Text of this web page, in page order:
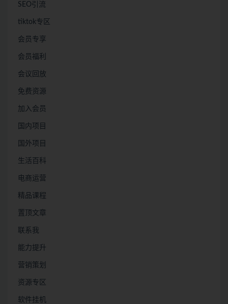
SEO引流
tiktok专区
会员专享
会员福利
会议回放
免费资源
加入会员
国内项目
国外项目
生活百科
电商运营
精品课程
置顶文章
联系我
能力提升
营销策划
资源专区
软件挂机